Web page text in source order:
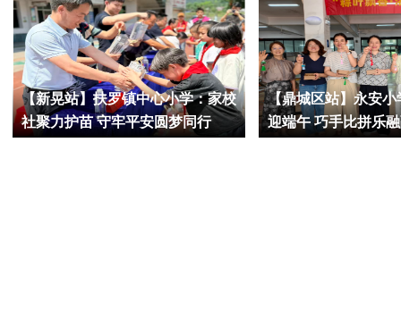
【新晃站】扶罗镇中心小学：家校
社聚力护苗 守牢平安圆梦同行
【鼎城区站】永安小
迎端午 巧手比拼乐